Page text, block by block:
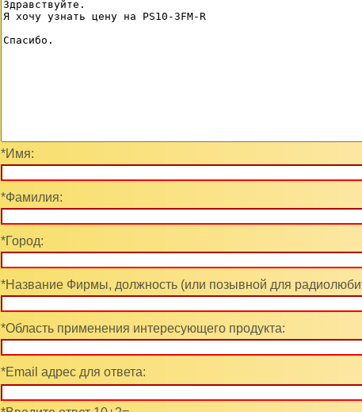
*Имя:
*Фамилия:
*Город:
*Название Фирмы, должность (или позывной для
*Область применения интересующего продукта:
*Email адрес для ответа: